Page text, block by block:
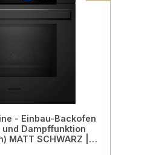
- Einbau-Backofen
Dampffunktion
MATT SCHWARZ |